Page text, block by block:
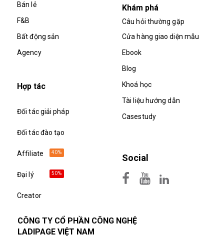
Khám phá
Câu hỏi thường gặp
Tài liệu hướng dẫn
Ebook
Blog
Khoá học
Casestudy
Cửa hàng giao diện mẫu
Bán lẻ
F&B
Bất động sản
Agency
CÔNG TY CỔ PHẦN CÔNG NGHỆ
LADIPAGE VIỆT NAM
Creator
Đại lý
Affiliate 40%
Hợp tác
Đối tác giải pháp
Đối tác đào tạo
50%
Social